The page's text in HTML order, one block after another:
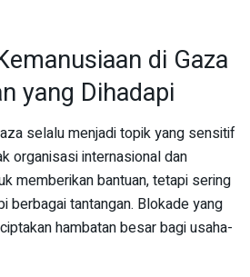
di Gaza
yang Dihadapi
selalu menjadi topik yang sensitif
organisasi internasional dan
memberikan bantuan, tetapi sering
berbagai tantangan. Blokade yang
hambatan besar bagi usaha-